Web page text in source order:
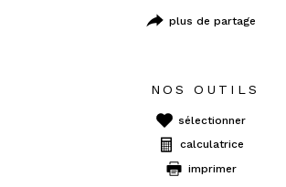
plus de partage
NOS OUTILS
sélectionner
calculatrice
imprimer